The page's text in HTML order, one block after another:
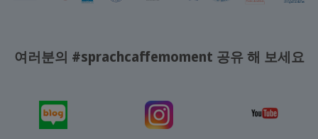
여러분의 #sprachcaffemoment 공유 해 보세요